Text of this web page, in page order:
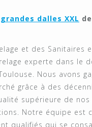
grandes dalles XXL
et des Sanitaires
experte dans le
Nous avons
grâce à des
supérieure de
Notre équipe est
qualifiés qui se